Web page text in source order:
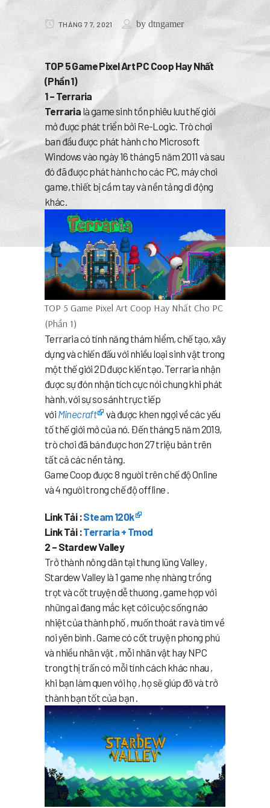
THÁNG 7 7, 2021 by dtngamer
TOP 5 Game Pixel Art PC Coop Hay Nhất
(Phần 1)
1 – Terraria
Terraria là game sinh tồn phiêu lưu thế giới
mở được phát triển bởi Re-Logic. Trò chơi
ban đầu được phát hành cho Microsoft
Windows vào ngày 16 tháng 5 năm 2011 và sau
đó đã được phát hành cho các PC, máy chơi
game, thiết bị cầm tay và nền tảng di động
khác.
TOP 5 Game Pixel Art Coop Hay Nhất Cho PC
(Phần 1)
Terraria có tính năng thám hiểm, chế tạo, xây
dựng và chiến đấu với nhiều loại sinh vật trong
một thế giới 2D được kiến tạo. Terraria nhận
được sự đón nhận tích cực nói chung khi phát
hành, với sự so sánh trực tiếp
với Minecraft
và được khen ngợi về các yếu
tố thế giới mở của nó. Đến tháng 5 năm 2019,
trò chơi đã bán được hơn 27 triệu bản trên
tất cả các nền tảng.
Game Coop được 8 người trên chế độ Online
và 4 người trong chế độ offline .
Link Tải :Steam 120k
Link Tải :Terraria + Tmod
2 – Stardew Valley
Trở thành nông dân tại thung lũng Valley ,
Stardew Valley là 1 game nhẹ nhàng trồng
trọt và cốt truyện dễ thương , game hợp với
những ai đang mắc kẹt cới cuộc sống náo
nhiệt của thành phố , muốn thoát ra và tìm về
nơi yên bình . Game có cốt truyện phong phú
và nhiều nhân vật , mỗi nhân vật hay NPC
trong thị trấn có mỗi tính cách khác nhau ,
khi bạn làm quen với họ , họ sẽ giúp đỡ và trở
thành bạn tốt của bạn .